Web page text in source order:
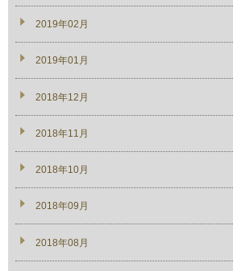
2019年02月
2019年01月
2018年12月
2018年11月
2018年10月
2018年09月
2018年08月